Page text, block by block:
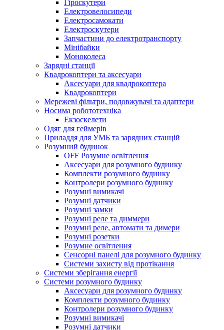
Гіроскутери
Електровелосипеди
Електросамокати
Електроскутери
Запчастини до електротранспорту
Мінібайки
Моноколеса
Зарядні станції
Квадрокоптери та аксесуари
Аксесуари для квадрокоптера
Квадрокоптери
Мережеві фільтри, подовжувачі та адаптери
Носима робототехніка
Екзоскелети
Одяг для геймерів
Приладдя для УМБ та зарядних станцій
Розумний будинок
OFF Розумне освітлення
Аксесуари для розумного будинку
Комплекти розумного будинку
Контролери розумного будинку
Розумні вимикачі
Розумні датчики
Розумні замки
Розумні реле та диммери
Розумні реле, автомати та димери
Розумні розетки
Розумне освітлення
Сенсорні панелі для розумного будинку
Системи захисту від протікання
Системи зберігання енергії
Системи розумного будинку
Аксесуари для розумного будинку
Комплекти розумного будинку
Контролери розумного будинку
Розумні вимикачі
Розумні датчики